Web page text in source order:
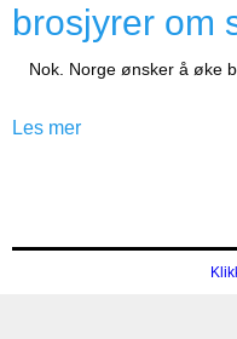
brosjyrer om
Nok. Norge ønsker å øke
Les mer